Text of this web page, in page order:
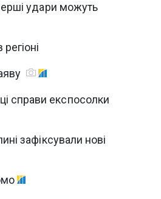
удари можуть
справи експосолки
зафіксували нові